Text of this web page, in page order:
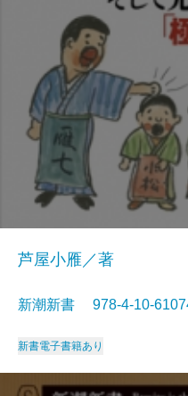
芦屋小雁／著
新潮新書 978-4-10-
新書電子書籍あり